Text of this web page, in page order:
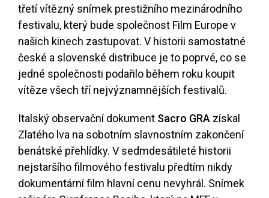
třetí vítězný snímek prestižního mezinárodního
festivalu, který bude společnost Film Europe v
našich kinech zastupovat. V historii samostatné
české a slovenské distribuce je to poprvé, co se
jedné společnosti podařilo během roku koupit
vítěze všech tří nejvýznamnějších festivalů.
Italský observační dokument Sacro GRA získal
Zlatého lva na sobotním slavnostním zakončení
benátské přehlídky. V sedmdesátileté historii
nejstaršího filmového festivalu předtím nikdy
dokumentární film hlavní cenu nevyhrál. Snímek